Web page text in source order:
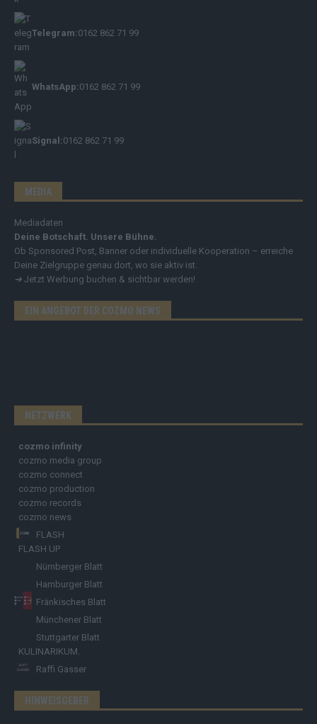
Telegram:0162 862 71 99
WhatsApp:0162 862 71 99
Signal:0162 862 71 99
MEDIA
Mediadaten
Deine Botschaft. Unsere Bühne.
Ob Sponsored Post, Banner oder individuelle Kooperation – erreiche
Deine Zielgruppe genau dort, wo sie aktiv ist.
➔ Jetzt Werbung buchen & sichtbar werden!
EIN ANGEBOT DER COZMO NEWS
NETZWERK
cozmo infinity
cozmo media group
cozmo connect
cozmo production
cozmo records
cozmo news
FLASH
FLASH UP
Nürnberger Blatt
Hamburger Blatt
Fränkisches Blatt
Münchener Blatt
Stuttgarter Blatt
KULINARIKUM.
Raffi Gasser
HINWEISGEBER